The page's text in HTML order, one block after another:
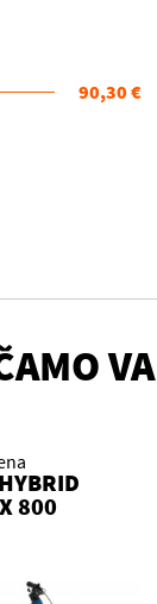
90,30 €
800
2026